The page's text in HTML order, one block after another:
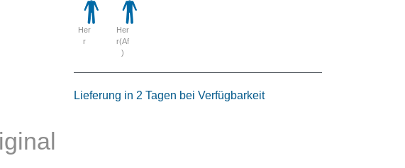
Her
r
Her
r(Af
)
Lieferung in 2 Tagen bei Verfügbarkeit